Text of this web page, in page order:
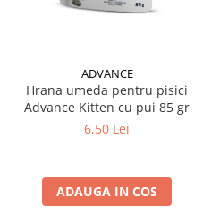
ADVANCE
Hrana umeda pentru pisici
Advance Kitten cu pui 85 gr
6,50 Lei
ADAUGA IN COS